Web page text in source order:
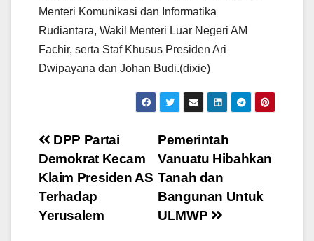
Menteri Komunikasi dan Informatika
Rudiantara, Wakil Menteri Luar Negeri AM
Fachir, serta Staf Khusus Presiden Ari
Dwipayana dan Johan Budi.(dixie)
Post
navigation
Pemerintah
Vanuatu Hibahkan
Tanah dan
Bangunan Untuk
ULMWP
DPP Partai
Demokrat Kecam
Klaim Presiden AS
Terhadap
Yerusalem